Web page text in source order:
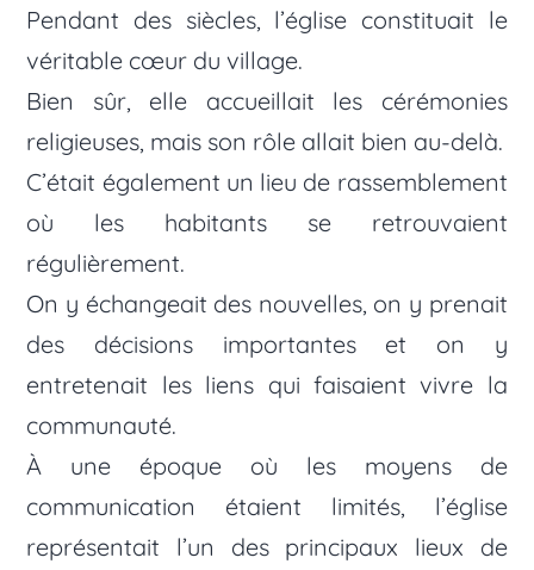
Pendant des siècles, l’église constituait le
véritable cœur du village.
Bien sûr, elle accueillait les cérémonies
religieuses, mais son rôle allait bien au-delà.
C’était également un lieu de rassemblement
où les habitants se retrouvaient
régulièrement.
On y échangeait des nouvelles, on y prenait
des décisions importantes et on y
entretenait les liens qui faisaient vivre la
communauté.
À une époque où les moyens de
communication étaient limités, l’église
représentait l’un des principaux lieux de